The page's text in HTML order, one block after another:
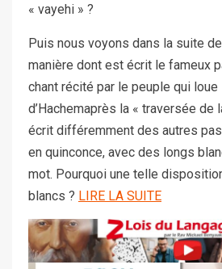
« vayehi » ?
Puis nous voyons dans la suite
manière dont est écrit le fameux
chant récité par le peuple qui loue
d’Hachemaprès la « traversée de
écrit différemment des autres
en quinconce, avec des longs
mot. Pourquoi une telle
blancs ? LIRE LA SUITE